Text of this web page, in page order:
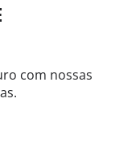
com nossas